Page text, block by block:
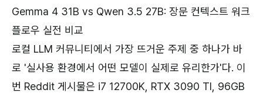
Gemma 4 31B vs Qwen 3.5 27B: 장문 컨텍스트 워크
플로우 실전 비교
로컬 LLM 커뮤니티에서 가장 뜨거운 주제 중 하나가 바
로 '실사용 환경에서 어떤 모델이 실제로 유리한가'다. 이
번 Reddit 게시물은 i7 12700K, RTX 3090 TI, 96GB